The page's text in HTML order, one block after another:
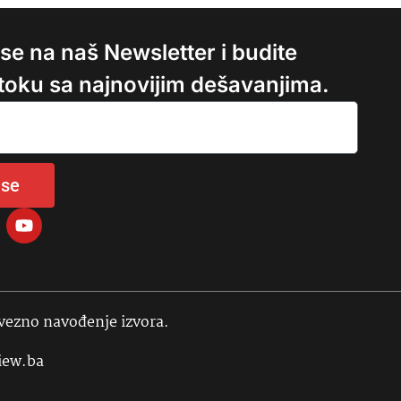
na naš Newsletter i budite
sa najnovijim dešavanjima.
navođenje izvora.